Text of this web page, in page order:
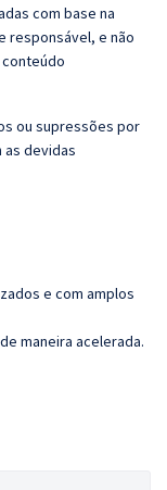
com base na
responsável, e não
ou supressões por
as devidas
e com amplos
maneira acelerada.